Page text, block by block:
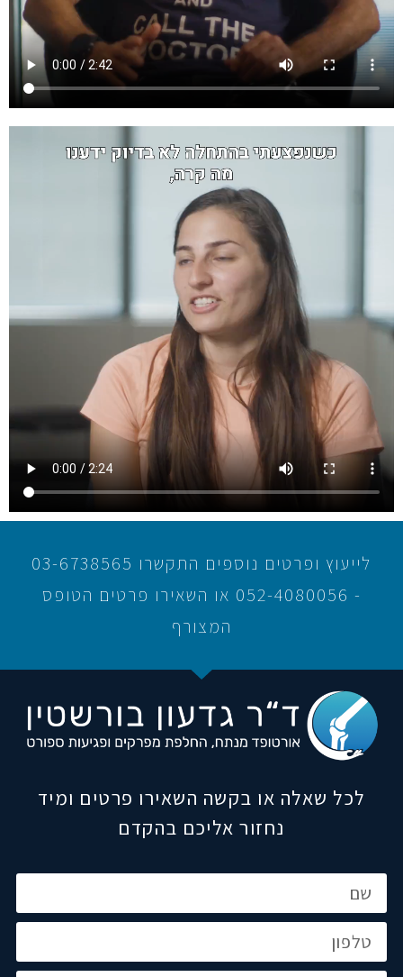
לייעוץ ופרטים נוספים התקשרו 03-6738565
- 052-4080056 או השאירו פרטים הטופס
המצורף
לכל שאלה או בקשה השאירו פרטים ומיד
נחזור אליכם בהקדם